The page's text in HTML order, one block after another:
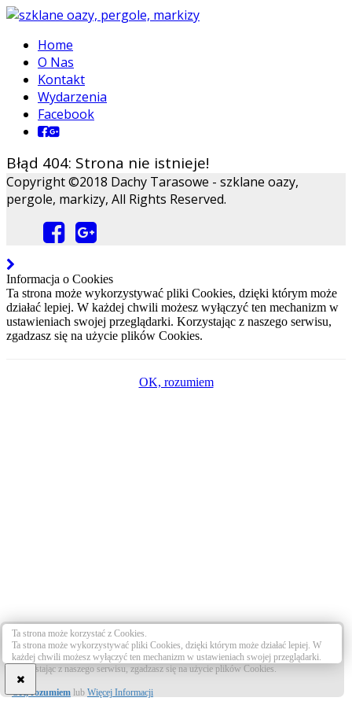
Home
O Nas
Kontakt
Wydarzenia
Facebook
Błąd 404: Strona nie istnieje!
Copyright ©2018 Dachy Tarasowe - szklane oazy,
pergole, markizy, All Rights Reserved.
Ta strona może korzystać z Cookies.
Ta strona może wykorzystywać pliki Cookies, dzięki którym może działać lepiej. W
każdej chwili możesz wyłączyć ten mechanizm w ustawieniach swojej przeglądarki.
Korzystając z naszego serwisu, zgadzasz się na użycie plików Cookies.
OK, rozumiem lub Więcej Informacji
Informacja o Cookies
Ta strona może wykorzystywać pliki Cookies, dzięki którym może
działać lepiej. W każdej chwili możesz wyłączyć ten mechanizm w
ustawieniach swojej przeglądarki. Korzystając z naszego serwisu,
zgadzasz się na użycie plików Cookies.
OK, rozumiem